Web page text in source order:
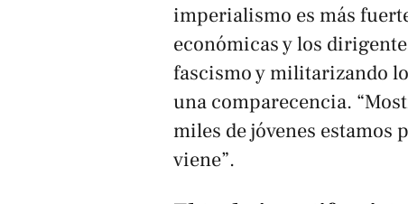
imperialismo es más
económicas y los
fascismo y militarizando
una comparecencia.
miles de jóvenes estamos
viene”.